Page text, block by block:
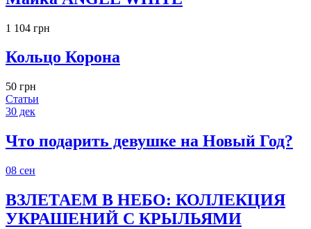
1 104 грн
Кольцо Корона
50 грн
Статьи
30 дек
Что подарить девушке на Новый Год?
08 сен
ВЗЛЕТАЕМ В НЕБО: КОЛЛЕКЦИЯ
УКРАШЕНИЙ С КРЫЛЬЯМИ